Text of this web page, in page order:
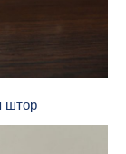
штор